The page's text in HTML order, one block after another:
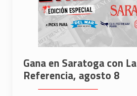
Gana en Saratoga con La
Referencia, agosto 8